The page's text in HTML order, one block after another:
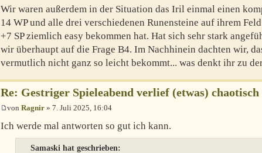
Wir waren außerdem in der Situation das Iril einmal einen
14 WP und alle drei verschiedenen Runensteine auf ihrem
+7 SP ziemlich easy bekommen hat. Hat sich sehr stark
wir überhaupt auf die Frage B4. Im Nachhinein dachten wir,
vermutlich nicht ganz so leicht bekommt... was denkt ihr zu
Re: Gestriger Spieleabend verlief (etwas) chaotisch
von Ragnir » 7. Juli 2025, 16:04
Ich werde mal antworten so gut ich kann.
Samaski hat geschrieben: